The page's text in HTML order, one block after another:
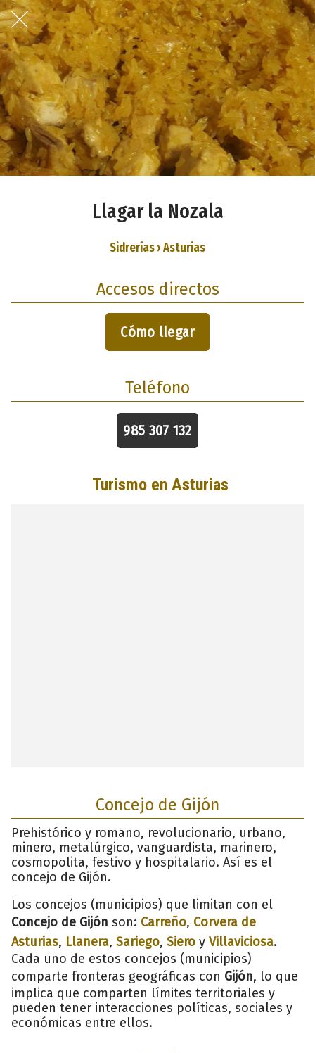
Llagar la Nozala
Sidrerías › Asturias
Accesos directos
Cómo llegar
Teléfono
985 307 132
Concejo de Gijón
Prehistórico y romano, revolucionario, urbano,
minero, metalúrgico, vanguardista, marinero,
cosmopolita, festivo y hospitalario. Así es el
concejo de Gijón.
Los concejos (municipios) que limitan con el
Concejo de Gijón son: Carreño, Corvera de
Asturias, Llanera, Sariego, Siero y Villaviciosa.
Cada uno de estos concejos (municipios)
comparte fronteras geográficas con Gijón, lo que
implica que comparten límites territoriales y
pueden tener interacciones políticas, sociales y
económicas entre ellos.